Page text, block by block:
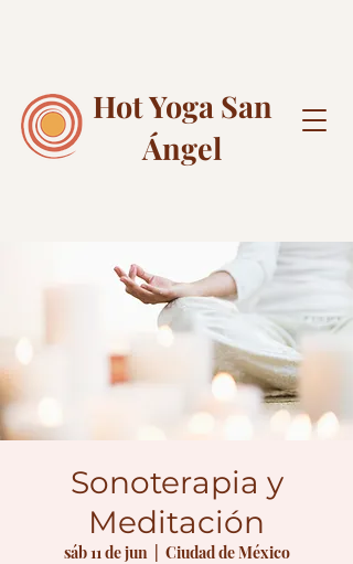
Hot Yoga San
Ángel
Sonoterapia y
Meditación
sáb 11 de jun
  |
Ciudad de México